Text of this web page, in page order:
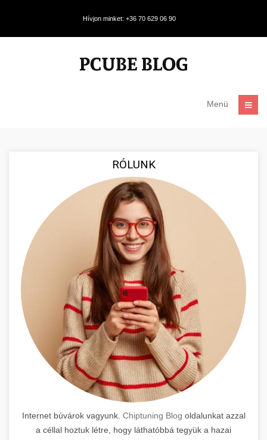
Hívjon minket: +36 70 629 06 90
Menü
RÓLUNK
Internet búvárok vagyunk. Chiptuning Blog oldalunkat azzal
a céllal hoztuk létre, hogy láthatóbbá tegyük a hazai